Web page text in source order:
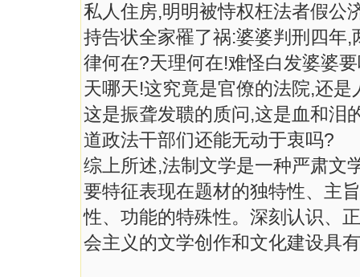
私人住房,明明被恃权枉法者假公
持告状全家罹了祸:婆婆判刑四
律何在?天理何在!难怪白发婆婆
天哪天!这究竟是官僚的法院,还
这是振聋发聩的质问,这是血和泪
道政法干部们还能无动于衷吗?
综上所述,法制文学是一种严肃文
要特征表现在题材的独特性、主
性、功能的特殊性。深刻认识、
会主义的文学创作和文化建设具